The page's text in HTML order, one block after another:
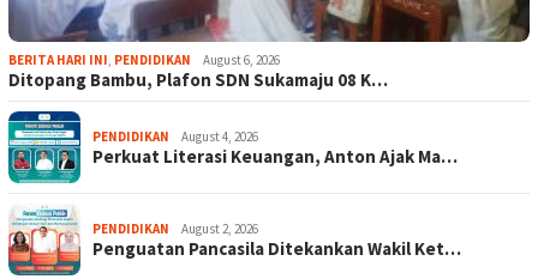
BERITA HARI INI, PENDIDIKAN August 6, 2026
Ditopang Bambu, Plafon SDN Sukamaju 08 K…
PENDIDIKAN August 4, 2026
Perkuat Literasi Keuangan, Anton Ajak Ma…
PENDIDIKAN August 2, 2026
Penguatan Pancasila Ditekankan Wakil Ket…